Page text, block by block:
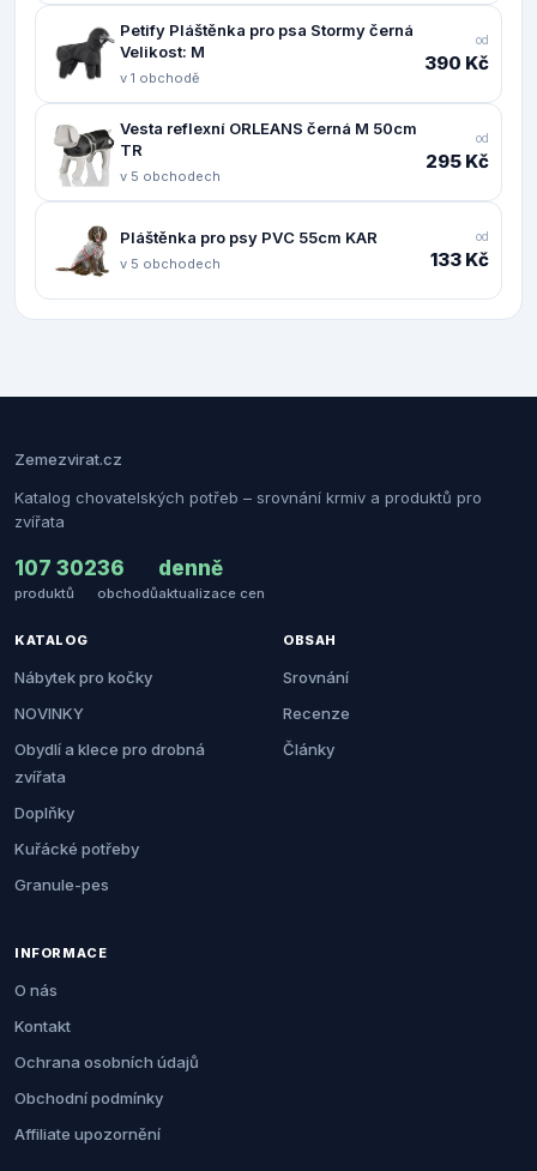
Petify Pláštěnka pro psa Stormy černá
Velikost: M
v 1 obchodě
od
390 Kč
Vesta reflexní ORLEANS černá M 50cm
TR
v 5 obchodech
od
295 Kč
Pláštěnka pro psy PVC 55cm KAR
v 5 obchodech
od
133 Kč
Zemezvirat.cz
Katalog chovatelských potřeb – srovnání krmiv a produktů pro
zvířata
107 302
produktů
36
obchodů
denně
aktualizace cen
KATALOG
Nábytek pro kočky
NOVINKY
Obydlí a klece pro drobná
zvířata
Doplňky
Kuřácké potřeby
Granule-pes
OBSAH
Srovnání
Recenze
Články
INFORMACE
O nás
Kontakt
Ochrana osobních údajů
Obchodní podmínky
Affiliate upozornění